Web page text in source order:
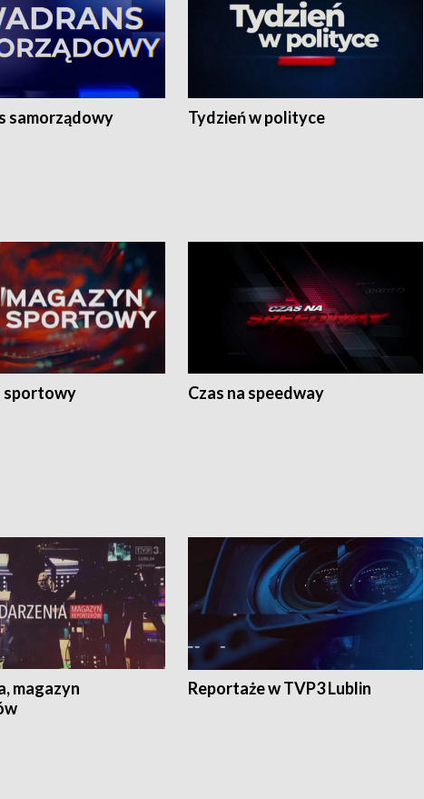
samorządowy Tydzień w polityce
sportowy Czas na speedway
magazyn
Reportaże w TVP3 Lublin